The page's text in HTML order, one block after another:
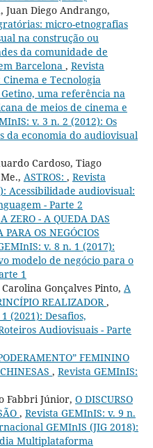
Juan Diego Andrango,
micro-etnografias
na construção ou
da comunidade de
Barcelona , Revista
e Tecnologia
uma referência na
de meios de cinema e
v. 3 n. 2 (2012): Os
da economia do audiovisual
Cardoso, Tiago
ASTROS: , Revista
Acessibilidade audiovisual:
- Parte 2
ZERO - A QUEDA DAS
OS NEGÓCIOS
v. 8 n. 1 (2017):
modelo de negócio para o
1
Gonçalves Pinto, A
REALIZADOR ,
(2021): Desafios,
Audiovisuais - Parte
FEMININO
, Revista GEMInIS:
Fabbri Júnior, O DISCURSO
, Revista GEMInIS: v. 9 n.
GEMInIS (JIG 2018):
Multiplataforma